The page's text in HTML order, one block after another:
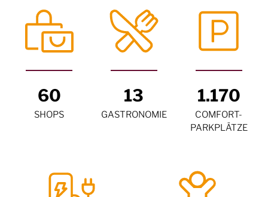
60
SHOPS
13
GASTRONOMIE
1.170
COMFORT-
PARKPLÄTZE